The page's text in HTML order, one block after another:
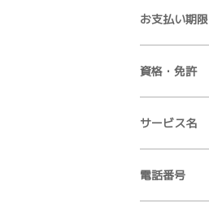
お支払い期限
資格・免許
サービス名
電話番号